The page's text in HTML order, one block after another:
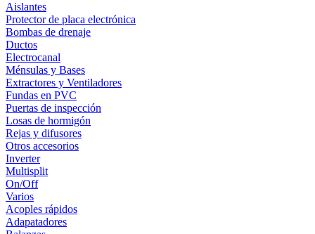
Aislantes
Protector de placa electrónica
Bombas de drenaje
Ductos
Electrocanal
Ménsulas y Bases
Extractores y Ventiladores
Fundas en PVC
Puertas de inspección
Losas de hormigón
Rejas y difusores
Otros accesorios
Inverter
Multisplit
On/Off
Varios
Acoples rápidos
Adapatadores